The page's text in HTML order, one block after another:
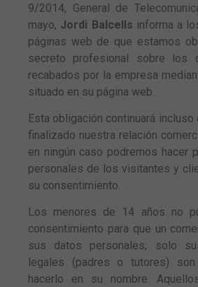
9/2014, General de
mayo, Jordi Balcells informa a
páginas web de que estamos
secreto profesional sobre los
recabados por la empresa
situado en su página web.
Esta obligación continuará
finalizado nuestra relación
en ningún caso podremos hacer
personales de los visitantes y
su consentimiento.
Los menores de 14 años no
consentimiento para que un
sus datos personales; solo
legales (padres o tutores)
hacerlo en su nombre.